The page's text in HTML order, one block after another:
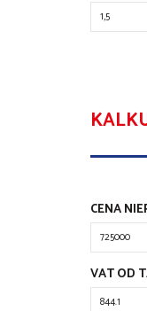
CENA
VAT OD